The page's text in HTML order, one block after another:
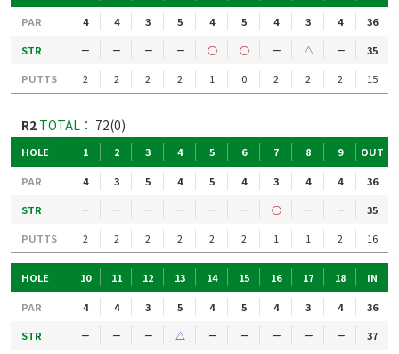
PAR 4 4 3 5 4 5 4 3 4
36
STR
－ － － － ○ ○ － △ －
35
PUTTS
2 2 2 2 1 0 2 2 2 15
R2 TOTAL： 72(0)
HOLE 1 2 3 4 5 6 7 8 9 OUT
PAR 4 3 5 4 5 4 3 4 4
36
STR
－ － － － － － ○ － －
35
PUTTS
2 2 2 2 2 2 1 1 2 16
HOLE 10 11 12 13 14 15 16 17 18 IN
PAR 4 4 3 5 4 5 4 3 4
36
STR
－ － － △ － － － － －
37